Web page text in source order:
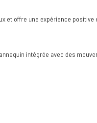
et offre une expérience
intégrée avec des